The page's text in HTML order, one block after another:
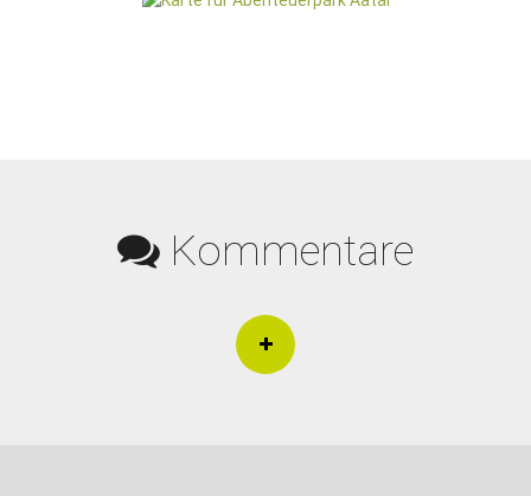
Kommentare